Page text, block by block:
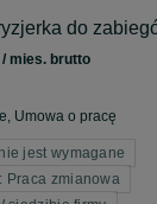
do
/ mies. brutto
Umowa o pracę
jest wymagane
Praca zmianowa